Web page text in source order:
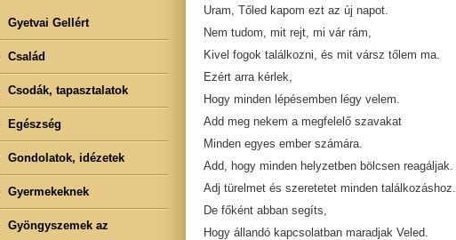
Uram, Tőled kapom ezt az új napot.
Nem tudom, mit rejt, mi vár rám,
Kivel fogok találkozni, és mit vársz tőlem ma.
Ezért arra kérlek,
Hogy minden lépésemben légy velem.
Add meg nekem a megfelelő szavakat
Minden egyes ember számára.
Add, hogy minden helyzetben bölcsen reagáljak.
Adj türelmet és szeretetet minden találkozáshoz.
De főként abban segíts,
Hogy állandó kapcsolatban maradjak Veled.
Gyetvai Gellért
Család
Csodák, tapasztalatok
Egészség
Gondolatok, idézetek
Gyermekeknek
Gyöngyszemek az